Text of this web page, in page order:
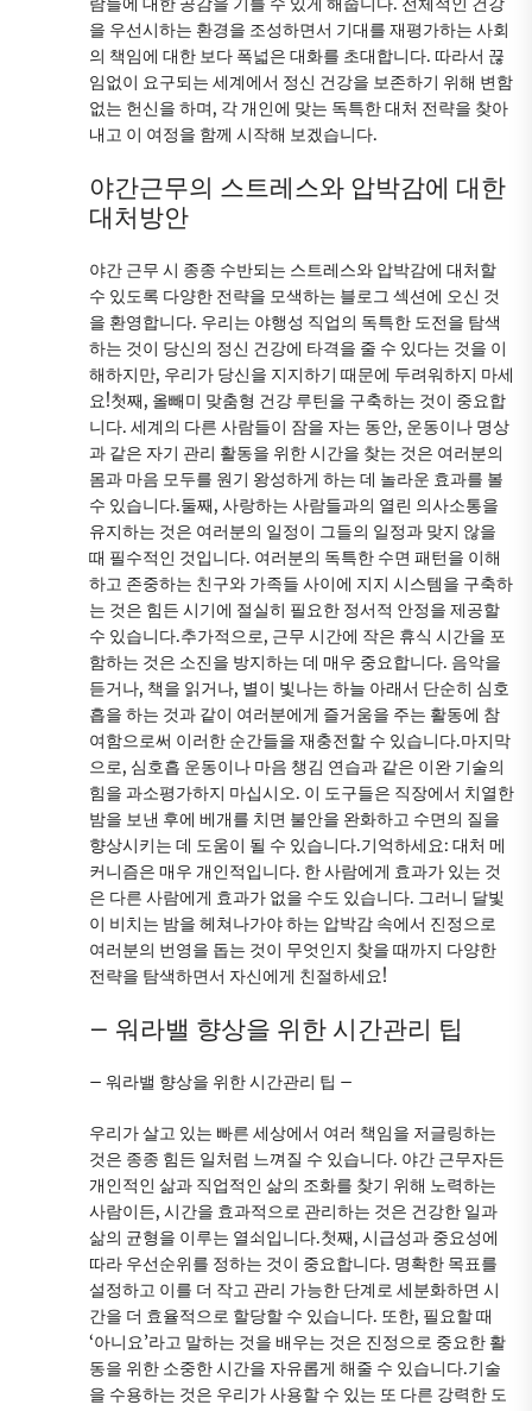
을 우선시하는 환경을 조성하면서 기대를 재평가하는 사회
의 책임에 대한 보다 폭넓은 대화를 초대합니다. 따라서 끊
임없이 요구되는 세계에서 정신 건강을 보존하기 위해 변함
없는 헌신을 하며, 각 개인에 맞는 독특한 대처 전략을 찾아
내고 이 여정을 함께 시작해 보겠습니다.
야간근무의 스트레스와 압박감에 대한
대처방안
야간 근무 시 종종 수반되는 스트레스와 압박감에 대처할
수 있도록 다양한 전략을 모색하는 블로그 섹션에 오신 것
을 환영합니다. 우리는 야행성 직업의 독특한 도전을 탐색
하는 것이 당신의 정신 건강에 타격을 줄 수 있다는 것을 이
해하지만, 우리가 당신을 지지하기 때문에 두려워하지 마세
요!첫째, 올빼미 맞춤형 건강 루틴을 구축하는 것이 중요합
니다. 세계의 다른 사람들이 잠을 자는 동안, 운동이나 명상
과 같은 자기 관리 활동을 위한 시간을 찾는 것은 여러분의
몸과 마음 모두를 원기 왕성하게 하는 데 놀라운 효과를 볼
수 있습니다.둘째, 사랑하는 사람들과의 열린 의사소통을
유지하는 것은 여러분의 일정이 그들의 일정과 맞지 않을
때 필수적인 것입니다. 여러분의 독특한 수면 패턴을 이해
하고 존중하는 친구와 가족들 사이에 지지 시스템을 구축하
는 것은 힘든 시기에 절실히 필요한 정서적 안정을 제공할
수 있습니다.추가적으로, 근무 시간에 작은 휴식 시간을 포
함하는 것은 소진을 방지하는 데 매우 중요합니다. 음악을
듣거나, 책을 읽거나, 별이 빛나는 하늘 아래서 단순히 심호
흡을 하는 것과 같이 여러분에게 즐거움을 주는 활동에 참
여함으로써 이러한 순간들을 재충전할 수 있습니다.마지막
으로, 심호흡 운동이나 마음 챙김 연습과 같은 이완 기술의
힘을 과소평가하지 마십시오. 이 도구들은 직장에서 치열한
밤을 보낸 후에 베개를 치면 불안을 완화하고 수면의 질을
향상시키는 데 도움이 될 수 있습니다.기억하세요: 대처 메
커니즘은 매우 개인적입니다. 한 사람에게 효과가 있는 것
은 다른 사람에게 효과가 없을 수도 있습니다. 그러니 달빛
이 비치는 밤을 헤쳐나가야 하는 압박감 속에서 진정으로
여러분의 번영을 돕는 것이 무엇인지 찾을 때까지 다양한
전략을 탐색하면서 자신에게 친절하세요!
– 워라밸 향상을 위한 시간관리 팁
– 워라밸 향상을 위한 시간관리 팁 –
우리가 살고 있는 빠른 세상에서 여러 책임을 저글링하는
것은 종종 힘든 일처럼 느껴질 수 있습니다. 야간 근무자든
개인적인 삶과 직업적인 삶의 조화를 찾기 위해 노력하는
사람이든, 시간을 효과적으로 관리하는 것은 건강한 일과
삶의 균형을 이루는 열쇠입니다.첫째, 시급성과 중요성에
따라 우선순위를 정하는 것이 중요합니다. 명확한 목표를
설정하고 이를 더 작고 관리 가능한 단계로 세분화하면 시
간을 더 효율적으로 할당할 수 있습니다. 또한, 필요할 때
‘아니요’라고 말하는 것을 배우는 것은 진정으로 중요한 활
동을 위한 소중한 시간을 자유롭게 해줄 수 있습니다.기술
을 수용하는 것은 우리가 사용할 수 있는 또 다른 강력한 도